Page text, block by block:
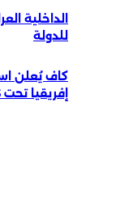
الداخلية
للدولة
كاف يُعلن
إفريقيا تحت 23 عامًا المؤهلة للأولمبياد